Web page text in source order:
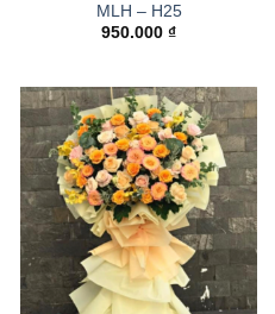
MLH – H25
950.000 ₫